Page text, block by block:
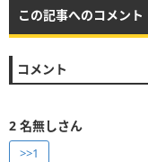
この記事へのコメント
コメント
2 名無しさん
>>1